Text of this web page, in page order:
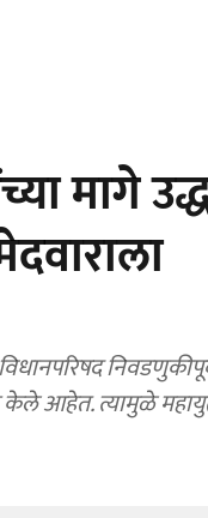
मागे
केले आहेत. त्यामुळे